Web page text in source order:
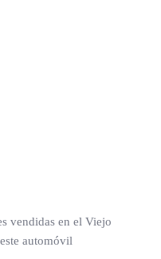
vendidas en el Viejo
automóvil